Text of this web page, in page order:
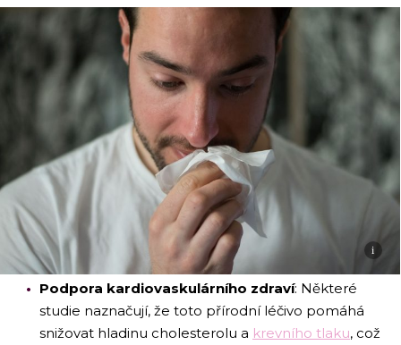
i
Podpora kardiovaskulárního zdraví: Některé
studie naznačují, že toto přírodní léčivo pomáhá
snižovat hladinu cholesterolu a krevního tlaku, což